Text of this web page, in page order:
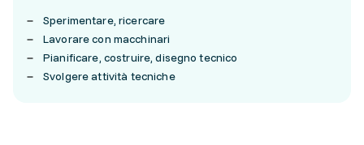
Sperimentare, ricercare
Lavorare con macchinari
Pianificare, costruire, disegno tecnico
Svolgere attività tecniche